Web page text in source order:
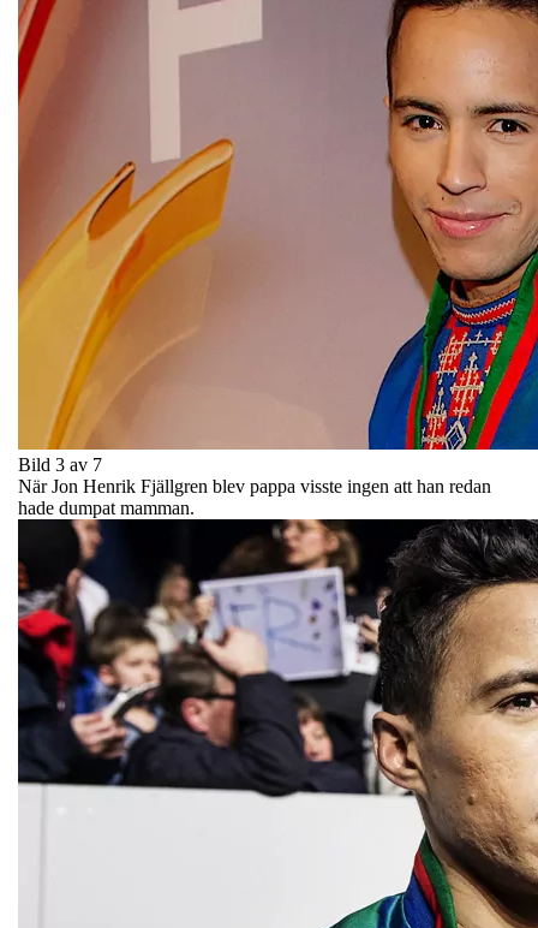
Bild 3 av 7
När Jon Henrik Fjällgren blev pappa visste ingen att han redan
hade dumpat mamman.